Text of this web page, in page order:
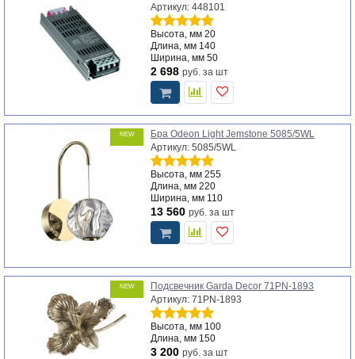
Артикул: 448101
Высота, мм 20
Длина, мм 140
Ширина, мм 50
2 698 руб. за шт
NEW
Бра Odeon Light Jemstone 5085/5WL
Артикул: 5085/5WL
Высота, мм 255
Длина, мм 220
Ширина, мм 110
13 560 руб. за шт
NEW
Подсвечник Garda Decor 71PN-1893
Артикул: 71PN-1893
Высота, мм 100
Длина, мм 150
3 200 руб. за шт